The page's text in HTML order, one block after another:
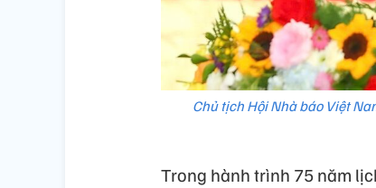
Chủ tịch Hội Nhà báo Việt
Trong hành trình 75 năm